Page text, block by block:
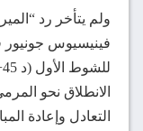
ولم يتأخر رد
فينيسيوس جونيور
الانطلاق نحو
التعادل وإعادة